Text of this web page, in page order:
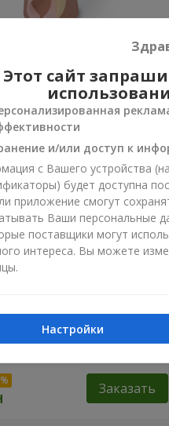
Заказать
Заказать
Этот сайт
и/или доступ к
с Вашего устройства
будет доступна
приложение смогут
Ваши персональные
поставщики могут
интереса. Вы можете
Настройки